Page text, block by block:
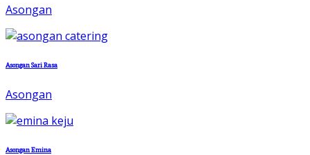
Asongan
Asongan Sari Rasa
Asongan
Asongan Emina